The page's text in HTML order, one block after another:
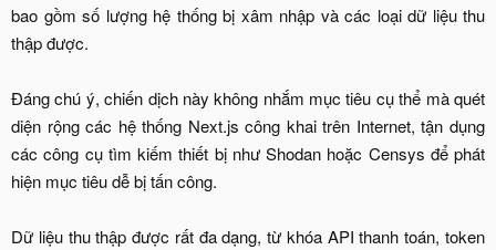
bao gồm số lượng hệ thống bị xâm nhập và các loại dữ liệu thu
thập được.
Đáng chú ý, chiến dịch này không nhắm mục tiêu cụ thể mà quét
diện rộng các hệ thống Next.js công khai trên Internet, tận dụng
các công cụ tìm kiếm thiết bị như Shodan hoặc Censys để phát
hiện mục tiêu dễ bị tấn công.
Dữ liệu thu thập được rất đa dạng, từ khóa API thanh toán, token